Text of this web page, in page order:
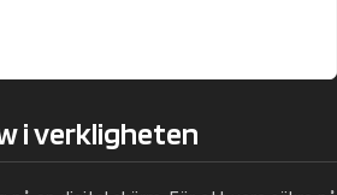
i verkligheten